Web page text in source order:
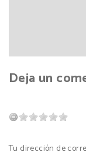
Deja un
Tu dirección de